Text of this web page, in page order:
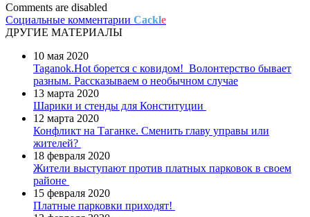
Comments are disabled
Социальные комментарии Cackle
ДРУГИЕ МАТЕРИАЛЫ
10 мая 2020
Taganok.Hot борется с ковидом! Волонтерство бывает
разным. Рассказываем о необычном случае
13 марта 2020
Шарики и стенды для Конституции
12 марта 2020
Конфликт на Таганке. Сменить главу управы или
жителей?
18 февраля 2020
Жители выступают против платных парковок в своем
районе
15 февраля 2020
Платные парковки приходят!